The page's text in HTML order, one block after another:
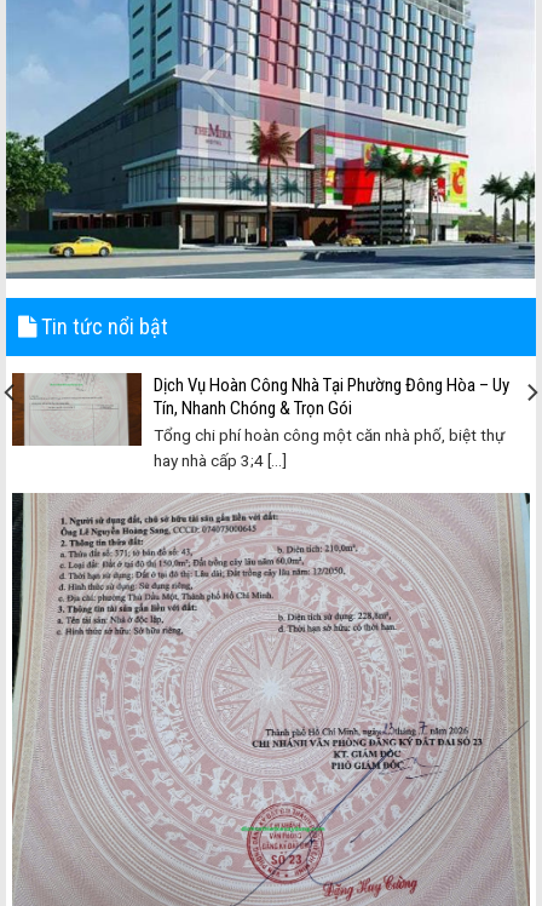
Tin tức nổi bật
Dịch Vụ Hoàn Công Nhà Tại Phường Đông Hòa – Uy
Tín, Nhanh Chóng & Trọn Gói
Tổng chi phí hoàn công một căn nhà phố, biệt thự
hay nhà cấp 3;4 [...]